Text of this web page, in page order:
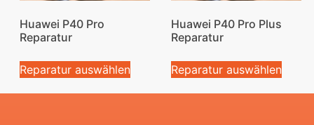
Huawei P40 Pro
Reparatur
Reparatur auswählen
Huawei P40 Pro Plus
Reparatur
Reparatur auswählen